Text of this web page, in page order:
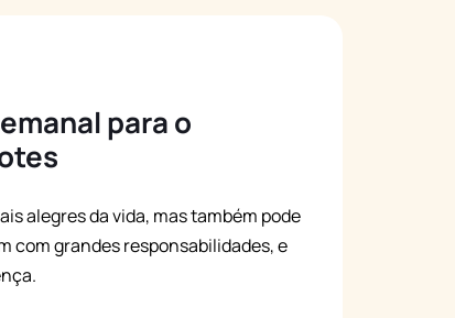
para o
alegres da vida, mas também pode
com grandes responsabilidades, e